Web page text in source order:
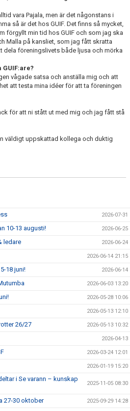
vara Pajala, men är det någonstans i
så är det hos GUIF. Det finns så mycket,
förgyllt min tid hos GUIF och som jag ska
Malla på kansliet, som jag fått skratta
dela föreningslivets både ljusa och mörka
vågade satsa och anställa mig och att
att testa mina idéer för att ta föreningen
för att ni stått ut med mig och jag fått stå
väldigt uppskattad kollega och duktig
2026-07-31
10-13 augusti! 2026-06-25
ledare 2026-06-24
2026-06-14 21:15
18 juni! 2026-06-14
2026-06-03 13:20
2026-05-28 10:06
2026-05-13 12:10
26/27 2026-05-13 10:32
2026-04-13
2026-03-24 12:01
2026-01-19 15:20
i Se varann – kunskap
2025-11-05 08:30
27-30 oktober 2025-09-29 14:28